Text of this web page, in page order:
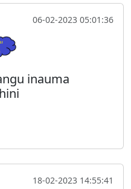
06-02-2023 05:01:36
inauma
18-02-2023 14:55:41